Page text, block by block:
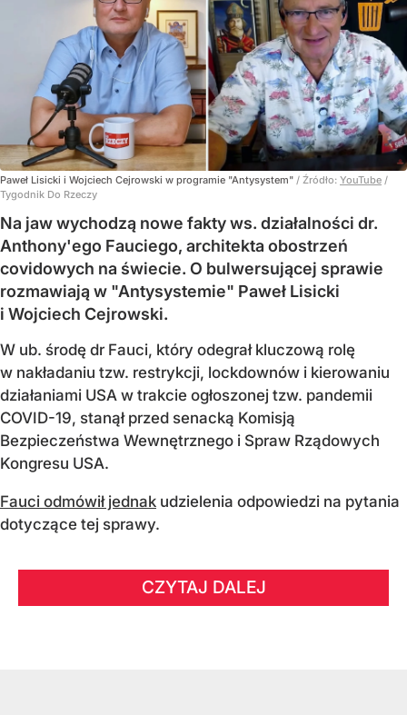
Paweł Lisicki i Wojciech Cejrowski w programie "Antysystem" / Źródło: YouTube /
Tygodnik Do Rzeczy
Na jaw wychodzą nowe fakty ws. działalności dr.
Anthony'ego Fauciego, architekta obostrzeń
covidowych na świecie. O bulwersującej sprawie
rozmawiają w "Antysystemie" Paweł Lisicki
i Wojciech Cejrowski.
W ub. środę dr Fauci, który odegrał kluczową rolę
w nakładaniu tzw. restrykcji, lockdownów i kierowaniu
działaniami USA w trakcie ogłoszonej tzw. pandemii
COVID-19, stanął przed senacką Komisją
Bezpieczeństwa Wewnętrznego i Spraw Rządowych
Kongresu USA.
Fauci odmówił jednak udzielenia odpowiedzi na pytania
dotyczące tej sprawy.
CZYTAJ DALEJ